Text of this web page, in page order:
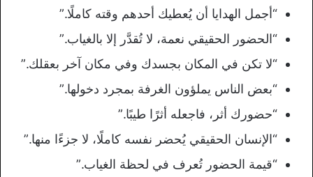
“أجمل الهدايا أن يُعطيك أحدهم وقته كاملًا.”
“الحضور الحقيقي نعمة، لا تُقدَّر إلا بالغياب.”
“لا تكن في المكان بجسدك وفي مكان آخر بعقلك.”
“بعض الناس يملؤون الغرفة بمجرد دخولها.”
“حضورك أثر، فاجعله أثرًا طيبًا.”
“الإنسان الحقيقي يُحضر نفسه كاملًا، لا جزءًا منها.”
“قيمة الحضور تُعرف في لحظة الغياب.”